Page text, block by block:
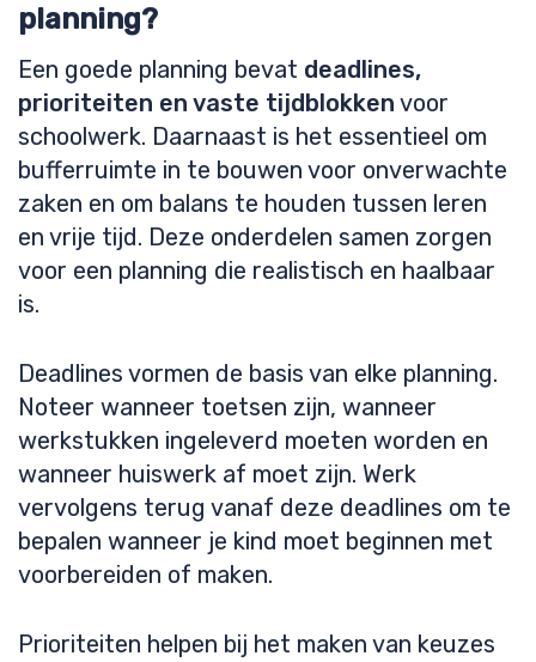
planning?
Een goede planning bevat deadlines,
prioriteiten en vaste tijdblokken voor
schoolwerk. Daarnaast is het essentieel om
bufferruimte in te bouwen voor onverwachte
zaken en om balans te houden tussen leren
en vrije tijd. Deze onderdelen samen zorgen
voor een planning die realistisch en haalbaar
is.
Deadlines vormen de basis van elke planning.
Noteer wanneer toetsen zijn, wanneer
werkstukken ingeleverd moeten worden en
wanneer huiswerk af moet zijn. Werk
vervolgens terug vanaf deze deadlines om te
bepalen wanneer je kind moet beginnen met
voorbereiden of maken.
Prioriteiten helpen bij het maken van keuzes